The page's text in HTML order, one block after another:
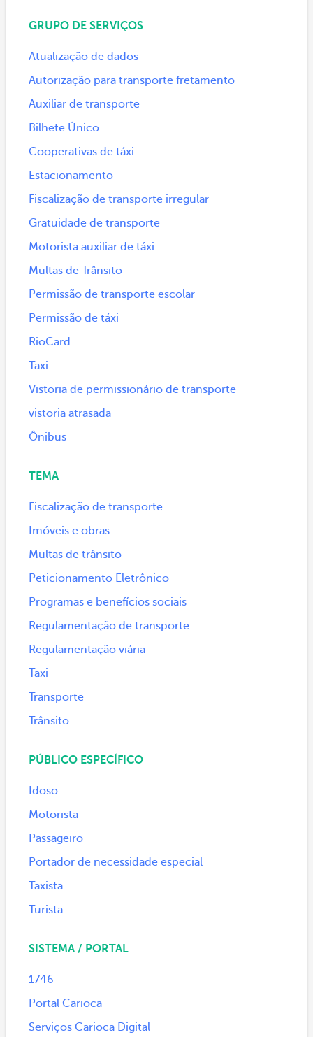
GRUPO DE SERVIÇOS
Atualização de dados
Autorização para transporte fretamento
Auxiliar de transporte
Bilhete Único
Cooperativas de táxi
Estacionamento
Fiscalização de transporte irregular
Gratuidade de transporte
Motorista auxiliar de táxi
Multas de Trânsito
Permissão de transporte escolar
Permissão de táxi
RioCard
Taxi
Vistoria de permissionário de transporte
vistoria atrasada
Ônibus
TEMA
Fiscalização de transporte
Imóveis e obras
Multas de trânsito
Peticionamento Eletrônico
Programas e benefícios sociais
Regulamentação de transporte
Regulamentação viária
Taxi
Transporte
Trânsito
PÚBLICO ESPECÍFICO
Idoso
Motorista
Passageiro
Portador de necessidade especial
Taxista
Turista
SISTEMA / PORTAL
1746
Portal Carioca
Serviços Carioca Digital